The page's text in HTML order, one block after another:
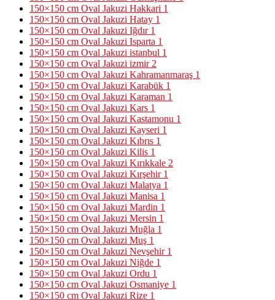
150×150 cm Oval Jakuzi Hakkari 1
150×150 cm Oval Jakuzi Hatay 1
150×150 cm Oval Jakuzi Iğdır 1
150×150 cm Oval Jakuzi Isparta 1
150×150 cm Oval Jakuzi istanbul 1
150×150 cm Oval Jakuzi izmir 2
150×150 cm Oval Jakuzi Kahramanmaraş 1
150×150 cm Oval Jakuzi Karabük 1
150×150 cm Oval Jakuzi Karaman 1
150×150 cm Oval Jakuzi Kars 1
150×150 cm Oval Jakuzi Kastamonu 1
150×150 cm Oval Jakuzi Kayseri 1
150×150 cm Oval Jakuzi Kıbrıs 1
150×150 cm Oval Jakuzi Kilis 1
150×150 cm Oval Jakuzi Kırıkkale 2
150×150 cm Oval Jakuzi Kırşehir 1
150×150 cm Oval Jakuzi Malatya 1
150×150 cm Oval Jakuzi Manisa 1
150×150 cm Oval Jakuzi Mardin 1
150×150 cm Oval Jakuzi Mersin 1
150×150 cm Oval Jakuzi Muğla 1
150×150 cm Oval Jakuzi Muş 1
150×150 cm Oval Jakuzi Nevşehir 1
150×150 cm Oval Jakuzi Niğde 1
150×150 cm Oval Jakuzi Ordu 1
150×150 cm Oval Jakuzi Osmaniye 1
150×150 cm Oval Jakuzi Rize 1